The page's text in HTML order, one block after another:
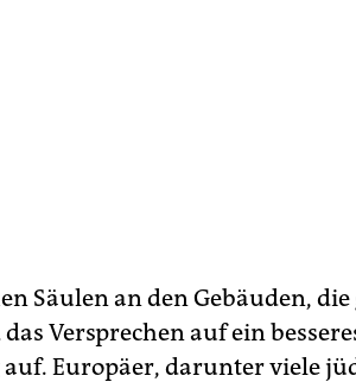
Säulen an den Gebäuden,
Versprechen auf ein
Europäer, darunter viele